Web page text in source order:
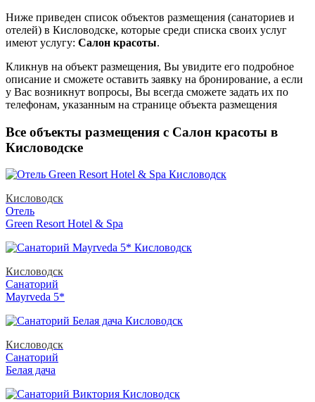
Ниже приведен список объектов размещения (санаториев и
отелей) в Кисловодске, которые среди списка своих услуг
имеют услугу: Салон красоты.
Кликнув на объект размещения, Вы увидите его подробное
описание и сможете оставить заявку на бронирование, а если
у Вас возникнут вопросы, Вы всегда сможете задать их по
телефонам, указанным на странице объекта размещения
Все объекты размещения с Салон красоты в
Кисловодске
Кисловодск
Отель
Green Resort Hotel & Spa
Кисловодск
Санаторий
Mayrveda 5*
Кисловодск
Санаторий
Белая дача